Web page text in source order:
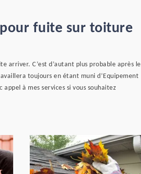
pour fuite sur toiture
arriver. C’est d’autant plus probable après le
toujours en étant muni d’Equipement
à mes services si vous souhaitez